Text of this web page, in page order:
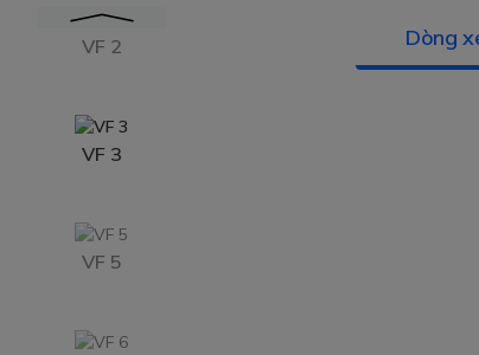
VF 2
VF 3
VF 5
Dòng